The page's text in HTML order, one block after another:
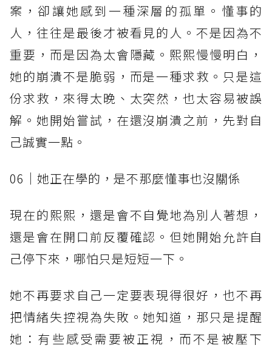
案，卻讓她感到一種深層的孤單。懂事的
人，往往是最後才被看見的人。不是因為不
重要，而是因為太會隱藏。熙熙慢慢明白，
她的崩潰不是脆弱，而是一種求救。只是這
份求救，來得太晚、太突然，也太容易被誤
解。她開始嘗試，在還沒崩潰之前，先對自
己誠實一點。
06｜她正在學的，是不那麼懂事也沒關係
現在的熙熙，還是會不自覺地為別人著想，
還是會在開口前反覆確認。但她開始允許自
己停下來，哪怕只是短短一下。
她不再要求自己一定要表現得很好，也不再
把情緒失控視為失敗。她知道，那只是提醒
她：有些感受需要被正視，而不是被壓下